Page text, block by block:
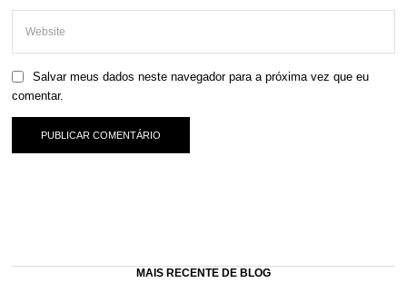
Salvar meus dados neste navegador para a próxima vez que eu
comentar.
MAIS RECENTE DE BLOG